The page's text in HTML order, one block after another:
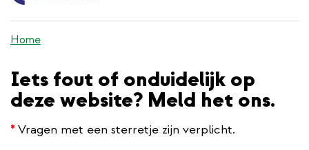
de
inhoud
gaan
Home
Iets fout of onduidelijk op
deze website? Meld het ons.
* Vragen met een sterretje zijn verplicht.